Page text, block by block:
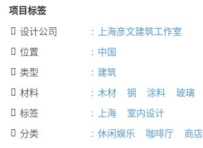
项目标签
 设计公司 : 上海彦文建筑工作室
 位置 : 中国
 类型 : 建筑
 材料 : 木材 钢 涂料 玻璃
 标签 : 上海 室内设计
 分类 : 休闲娱乐 咖啡厅 商店